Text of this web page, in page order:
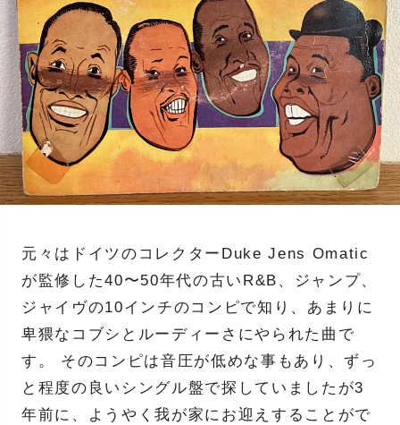
元々はドイツのコレクターDuke Jens Omatic
が監修した40〜50年代の古いR&B、ジャンプ、
ジャイヴの10インチのコンピで知り、あまりに
卑猥なコブシとルーディーさにやられた曲で
す。 そのコンピは音圧が低めな事もあり、ずっ
と程度の良いシングル盤で探していましたが3
年前に、ようやく我が家にお迎えすることがで